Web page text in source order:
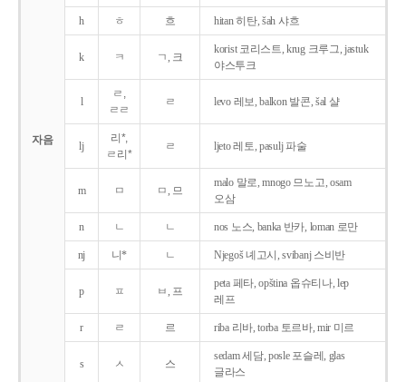
자음
h ㅎ 흐 hitan 히탄, šah 샤흐
k ㅋ ㄱ, 크
korist 코리스트, krug 크루그, jastuk
야스투크
l
ㄹ,
ㄹㄹ
ㄹ levo 레보, balkon 발콘, šal 샬
lj
리*,
ㄹ리*
ㄹ ljeto 레토, pasulj 파술
m ㅁ ㅁ, 므
malo 말로, mnogo 므노고, osam
오삼
n ㄴ ㄴ nos 노스, banka 반카, loman 로만
nj 니* ㄴ Njegoš 녜고시, svibanj 스비반
p ㅍ ㅂ, 프
peta 페타, opština 옵슈티나, lep
레프
r ㄹ 르 riba 리바, torba 토르바, mir 미르
s ㅅ 스
sedam 세담, posle 포슬레, glas
글라스